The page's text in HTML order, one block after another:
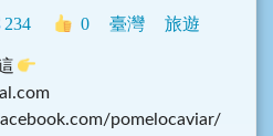
234 0 臺灣 旅遊
pomelocaviar/